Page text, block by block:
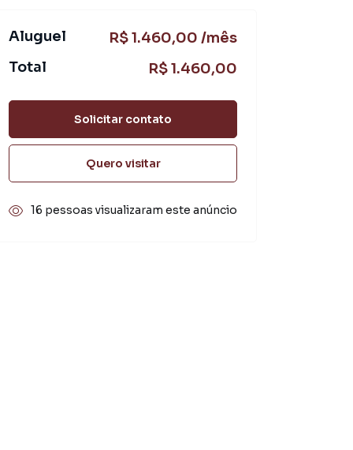
Aluguel
R$ 1.460,00 /mês
Total
R$ 1.460,00
Solicitar contato
Quero visitar
16 pessoas visualizaram este anúncio